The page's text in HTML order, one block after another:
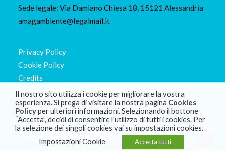
Sede legale: Via Damiano Chiesa 18, 15121 Alessandria
amagambiente@legalmail.it
Privacy Policy
Cookie Policy
Credits
Dichiarazione di accessibilità
Lavora con noi
Segnalazione whistleblowing
Il nostro sito utilizza i cookie per migliorare la vostra
esperienza. Si prega di visitare la nostra pagina Cookies
Policyper ulteriori informazioni. Selezionando il bottone
“Accetta”, decidi di consentire l'utilizzo di tutti i cookies. Per
la selezione dei singoli cookies vai su impostazioni cookies.
Impostazioni Cookie
Accetta tutti